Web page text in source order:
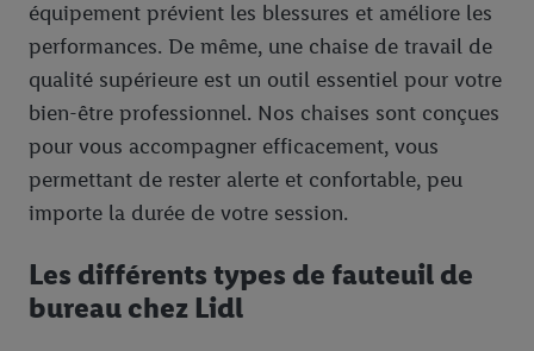
équipement prévient les blessures et améliore les
performances. De même, une chaise de travail de
qualité supérieure est un outil essentiel pour votre
bien-être professionnel. Nos chaises sont conçues
pour vous accompagner efficacement, vous
permettant de rester alerte et confortable, peu
importe la durée de votre session.
Les différents types de fauteuil de
bureau chez Lidl
avec d’autres identifiants ou identifiants qui vous sont
attribués et dont dispose Criteo S.A.
Sous réserve de votre accord, les publicités liées au reciblage,
c’est-à-dire des publicités pour des produits pour lesquels vous
avez montré de l’intérêt (par exemple en plaçant le produit dans
un panier d’un webshop mais sans procéder à l’achat) peuvent
également être affichées sur plusieurs apppareils et plusieurs
services de Lidl si plusieurs terminaux ou plusieurs services de
mail hachée et, le cas échéant, d’autres identifiants/identifiants
dont dispose Criteo S.A.